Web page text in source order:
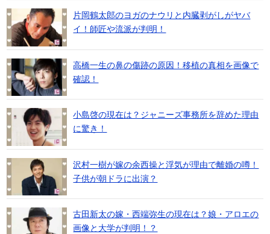
片岡鶴太郎のヨガのナウリと内臓剥がしがヤバ
イ！師匠や流派が判明！
高橋一生の鼻の傷跡の原因！移植の真相を画像で
確認！
小島啓の現在は？ジャニーズ事務所を辞めた理由
に驚き！
沢村一樹が嫁の余西操と浮気が理由で離婚の噂！
子供が朝ドラに出演？
古田新太の嫁・西端弥生の現在は？娘・アロエの
画像と大学が判明！？